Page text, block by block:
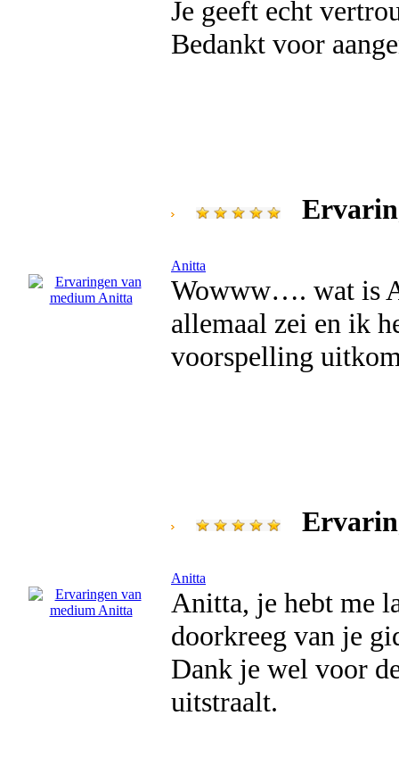
Je geeft echt
Bedankt voor
Anitta
Wowww…. wat is
allemaal zei en ik
voorspelling
Anitta
Anitta, je hebt me
doorkreeg van je
Dank je wel voor
uitstraalt.